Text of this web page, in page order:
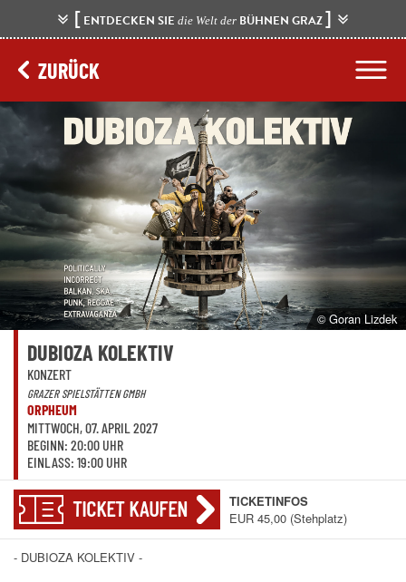
[ ENTDECKEN SIE die Welt der BÜHNEN GRAZ]
ZURÜCK
© Goran Lizdek
DUBIOZA KOLEKTIV
KONZERT
GRAZER SPIELSTÄTTEN GMBH
ORPHEUM
MITTWOCH, 07. APRIL 2027
BEGINN: 20:00 UHR
EINLASS: 19:00 UHR
TICKET KAUFEN
TICKETINFOS
EUR 45,00 (Stehplatz)
- DUBIOZA KOLEKTIV -